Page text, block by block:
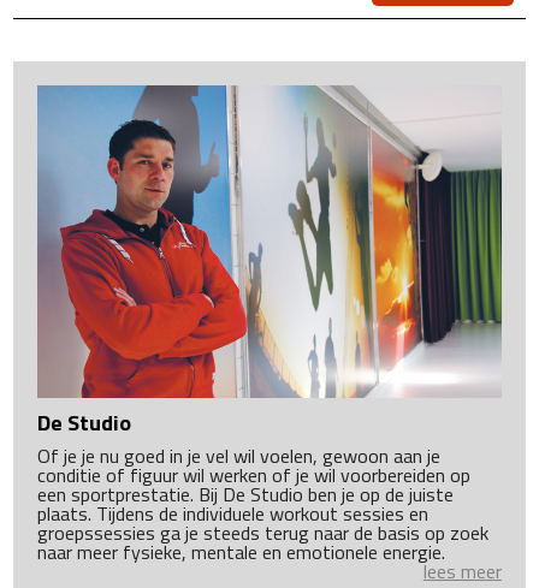
De Studio
Of je je nu goed in je vel wil voelen, gewoon aan je
conditie of figuur wil werken of je wil voorbereiden op
een sportprestatie. Bij De Studio ben je op de juiste
plaats. Tijdens de individuele workout sessies en
groepssessies ga je steeds terug naar de basis op zoek
naar meer fysieke, mentale en emotionele energie.
lees meer